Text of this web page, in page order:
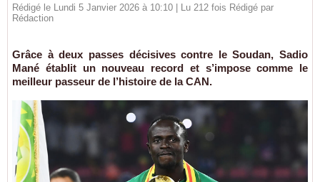
Rédigé le Lundi 5 Janvier 2026 à 10:10 | Lu 212 fois Rédigé par
Rédaction
Grâce à deux passes décisives contre le Soudan, Sadio
Mané établit un nouveau record et s’impose comme le
meilleur passeur de l’histoire de la CAN.